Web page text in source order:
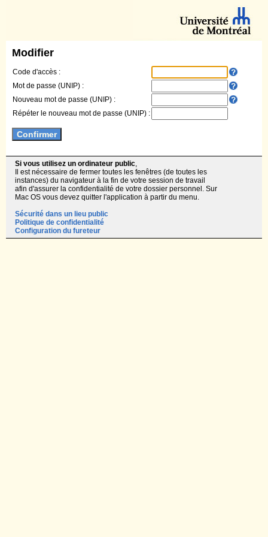
Modifier
Code d'accès :
Mot de passe (UNIP) :
Nouveau mot de passe (UNIP) :
Répéter le nouveau mot de passe (UNIP) :
Si vous utilisez un ordinateur public,
Il est nécessaire de fermer toutes les fenêtres (de toutes les
instances) du navigateur à la fin de votre session de travail
afin d'assurer la confidentialité de votre dossier personnel. Sur
Mac OS vous devez quitter l'application à partir du menu.
Sécurité dans un lieu public
Politique de confidentialité
Configuration du fureteur